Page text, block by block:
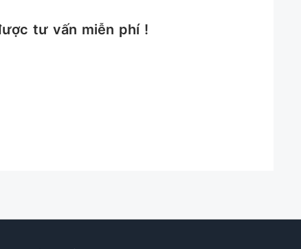
tư vấn miễn phí !